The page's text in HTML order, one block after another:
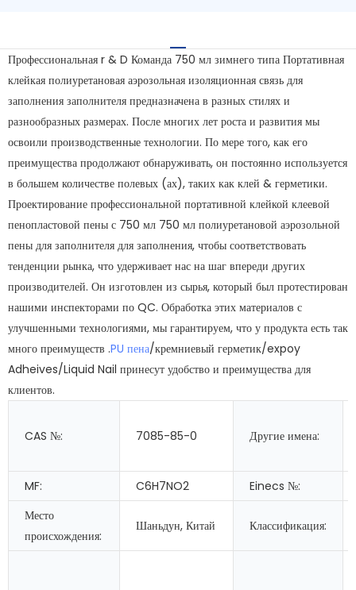
Профессиональная r & D Команда 750 мл зимнего типа Портативная
клейкая полиуретановая аэрозольная изоляционная связь для
заполнения заполнителя предназначена в разных стилях и
разнообразных размерах. После многих лет роста и развития мы
освоили производственные технологии. По мере того, как его
преимущества продолжают обнаруживать, он постоянно используется
в большем количестве полевых (ах), таких как клей & герметики.
Проектирование профессиональной портативной клейкой клеевой
пенопластовой пены с 750 мл 750 мл полиуретановой аэрозольной
пены для заполнителя для заполнения, чтобы соответствовать
тенденции рынка, что удерживает нас на шаг впереди других
производителей. Он изготовлен из сырья, который был протестирован
нашими инспекторами по QC. Обработка этих материалов с
улучшенными технологиями, мы гарантируем, что у продукта есть так
много преимуществ .PU пена/кремниевый герметик/expoy
Adheives/Liquid Nail принесут удобство и преимущества для
клиентов.
CAS №: 7085-85-0 Другие имена:
MF: C6H7NO2
Einecs №:
Место
происхождения:
Шаньдун, Китай Классификация: